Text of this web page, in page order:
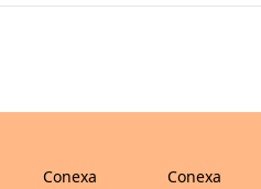
Conexa
Conexa